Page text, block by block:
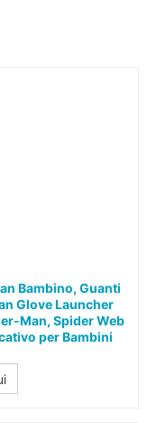
Bambino, Guanti
Glove Launcher
Man, Spider Web
per Bambini